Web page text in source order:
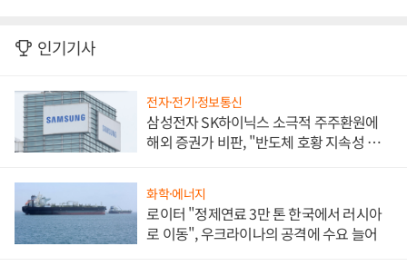
인기기사
전자·전기·정보통신
삼성전자 SK하이닉스 소극적 주주환원에
해외 증권가 비판, "반도체 호황 지속성 의
화학·에너지
로이터 "정제연료 3만 톤 한국에서 러시아
로 이동", 우크라이나의 공격에 수요 늘어